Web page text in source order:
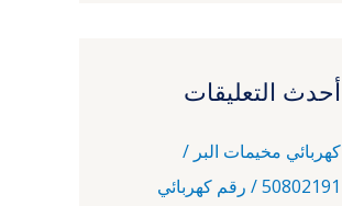
أحدث التعليقات
كهربائي مخيمات البر /
50802191 / رقم كهربائي